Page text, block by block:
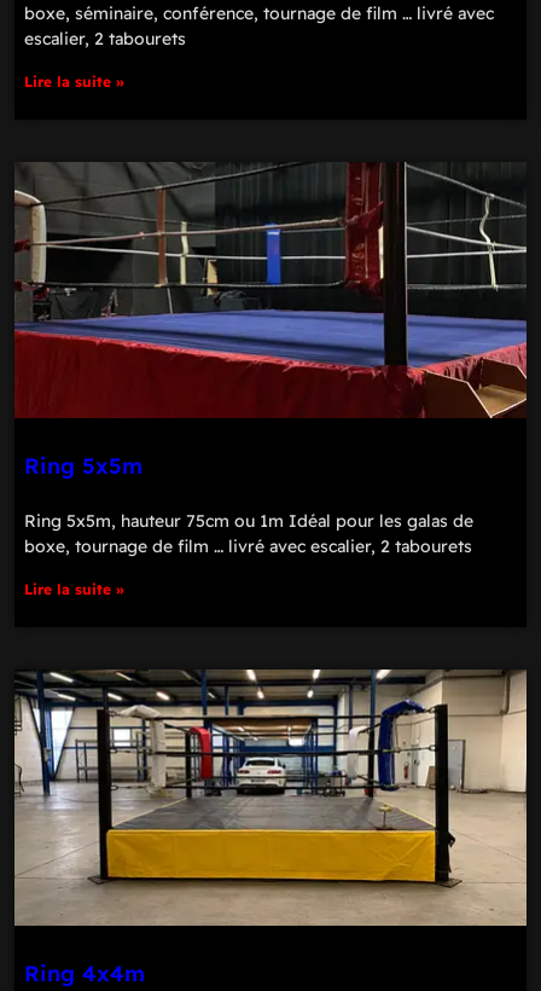
boxe, séminaire, conférence, tournage de film … livré avec
escalier, 2 tabourets
Lire la suite »
Ring 5x5m
Ring 5x5m, hauteur 75cm ou 1m Idéal pour les galas de
boxe, tournage de film … livré avec escalier, 2 tabourets
Lire la suite »
Ring 4x4m